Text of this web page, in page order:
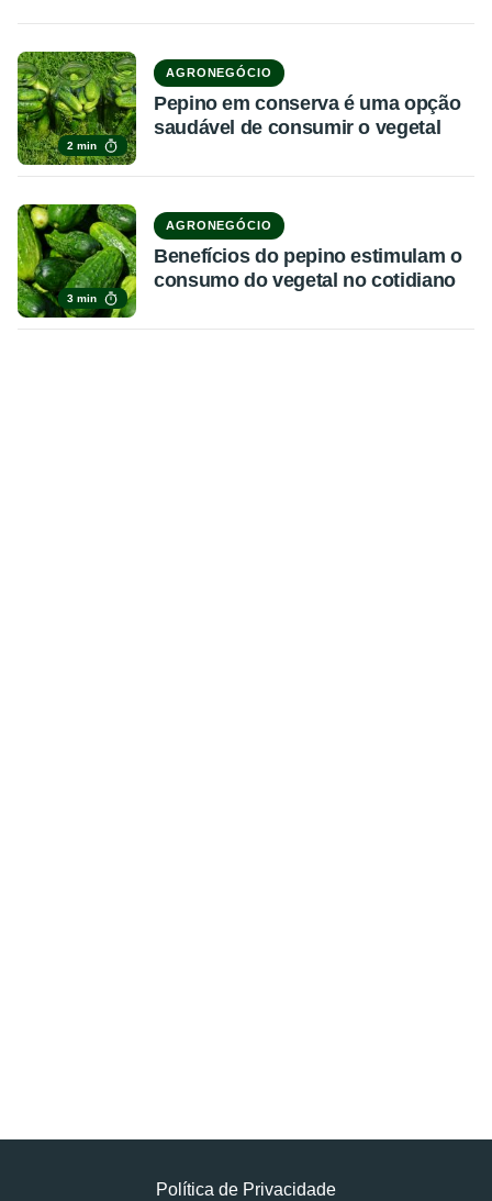
2 min
AGRONEGÓCIO
Pepino em conserva é uma opção
saudável de consumir o vegetal
3 min
AGRONEGÓCIO
Benefícios do pepino estimulam o
consumo do vegetal no cotidiano
Política de Privacidade